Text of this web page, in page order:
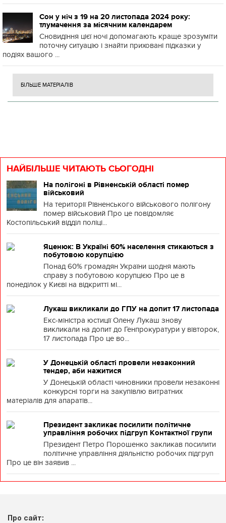
Сон у ніч з 19 на 20 листопада 2024 року:
тлумачення за місячним календарем
Сновидіння цієї ночі допомагають краще зрозуміти
поточну ситуацію і знайти приховані підказки у
подіях вашого ...
БІЛЬШЕ МАТЕРІАЛІВ
НАЙБІЛЬШЕ ЧИТАЮТЬ СЬОГОДНІ
На полігоні в Рівненській області помер
військовий
На території Рівненського військового полігону
помер військовий Про це повідомляє
Костопільський відділ поліці...
Яценюк: В Україні 60% населення стикаються з
побутовою корупцією
Понад 60% громадян України щодня мають
справу з побутовою корупцією Про це в
понеділок у Києві на відкритті мі...
Лукаш викликали до ГПУ на допит 17 листопада
Екс-міністра юстиції Олену Лукаш знову
викликали на допит до Генпрокуратури у вівторок,
17 листопада Про це во...
У Донецькій області провели незаконний
тендер, аби нажитися
У Донецькій області чиновники провели незаконні
конкурсні торги на закупівлю витратних
матеріалів для апаратів...
Президент закликає посилити політичне
управління робочих підгруп Контактної групи
Президент Петро Порошенко закликав посилити
політичне управління діяльністю робочих підгруп
Про це він заявив ...
Про сайт: